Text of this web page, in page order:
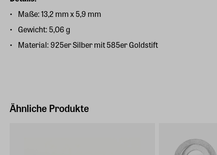
Maße: 13,2 mm x 5,9 mm
Gewicht: 5,06 g
Material: 925er Silber mit 585er Goldstift
Ähnliche Produkte